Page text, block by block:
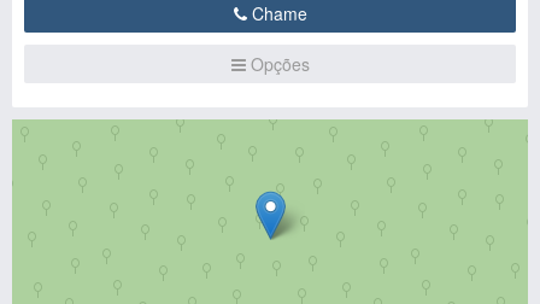
Chame
Opções